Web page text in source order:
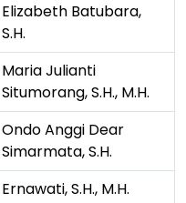
Elizabeth Batubara,
S.H.
Maria Julianti
Situmorang, S.H., M.H.
Ondo Anggi Dear
Simarmata, S.H.
Ernawati, S.H., M.H.